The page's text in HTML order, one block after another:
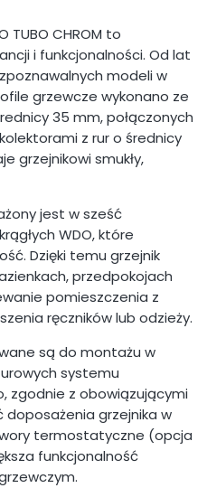
TUBO CHROM to
i funkcjonalności. Od lat
modeli w
grzewcze wykonano ze
35 mm, połączonych
z rur o średnicy
grzejnikowi smukły,
jest w sześć
WDO, które
Dzięki temu grzejnik
przedpokojach
pomieszczenia z
ręczników lub odzieży.
są do montażu w
systemu
zgodnie z obowiązującymi
doposażenia grzejnika w
termostatyczne (opcja
funkcjonalność